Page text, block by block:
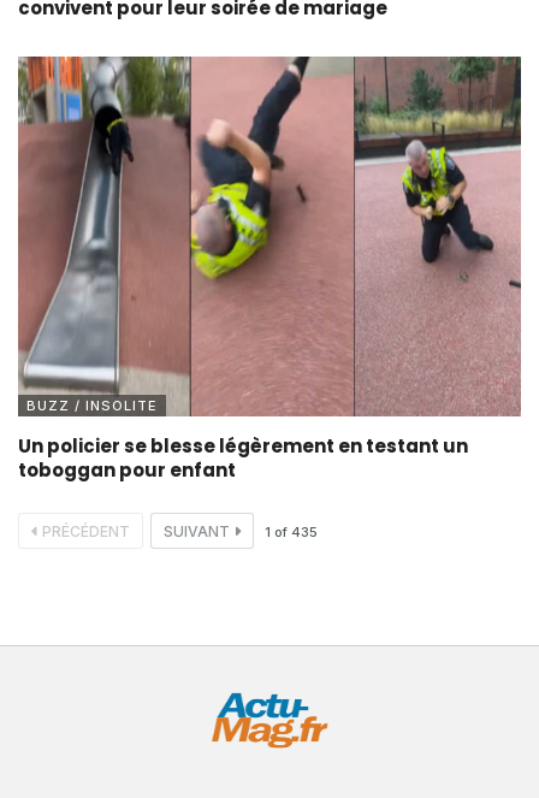
convivent pour leur soirée de mariage
BUZZ / INSOLITE
Un policier se blesse légèrement en testant un
toboggan pour enfant
PRÉCÉDENT SUIVANT 1 of 435